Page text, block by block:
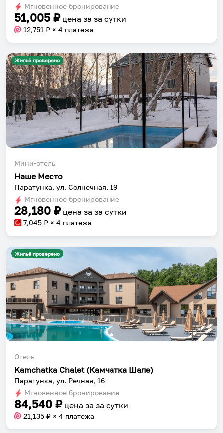
changing
dates.
changing
dates.
Мгновенное бронирование
51,005 ₽ цена за за сутки
12,751 ₽ × 4 платежа
Жильё проверено
Мини-отель
Наше Место
Паратунка, ул. Солнечная, 19
Мгновенное бронирование
28,180 ₽ цена за за сутки
7,045 ₽ × 4 платежа
Жильё проверено
Отель
Kamchatka Chalet (Камчатка Шале)
Паратунка, ул. Речная, 16
Мгновенное бронирование
84,540 ₽ цена за за сутки
21,135 ₽ × 4 платежа